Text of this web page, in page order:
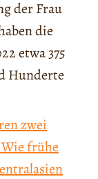
der Frau
die
etwa 375
Hunderte
zwei
frühe